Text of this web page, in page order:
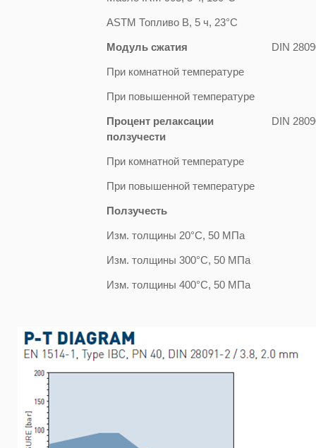
ASTM Топливо В, 5 ч, 23°С
Модуль сжатия DIN
При комнатной температуре
При повышенной температуре
Процент релаксации
ползучести
DIN
При комнатной температуре
При повышенной температуре
Ползучесть
Изм. толщины 20°С, 50 МПа
Изм. толщины 300°С, 50 МПа
Изм. толщины 400°С, 50 МПа